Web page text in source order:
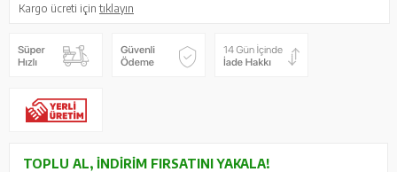
Kargo ücreti içintıklayın
TOPLU AL, İNDIRIM FIRSATINI YAKALA!